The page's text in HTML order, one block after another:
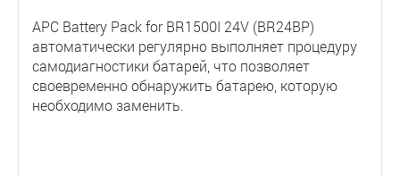
APC Battery Pack for BR1500I 24V (BR24BP)
автоматически регулярно выполняет процедуру
самодиагностики батарей, что позволяет
своевременно обнаружить батарею, которую
необходимо заменить.